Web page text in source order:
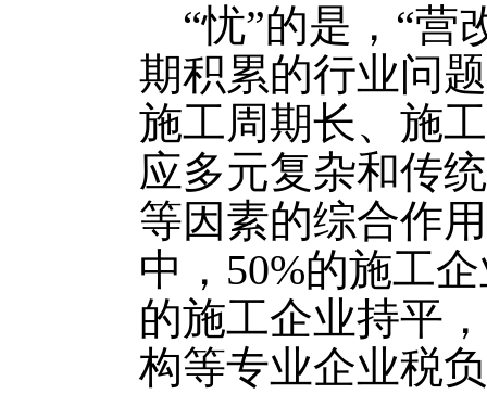
“忧”的是，“营
期积累的行业问
施工周期长、施
应多元复杂和传
等因素的综合作
中，50%的施工
的施工企业持平
构等专业企业税